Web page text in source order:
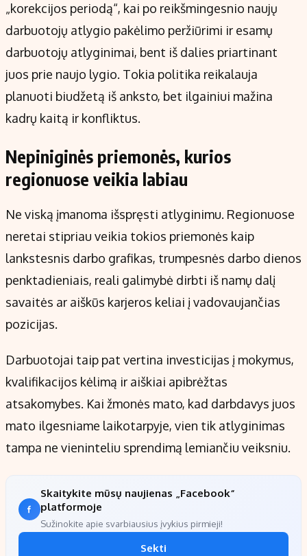
„korekcijos periodą“, kai po reikšmingesnio naujų
darbuotojų atlygio pakėlimo peržiūrimi ir esamų
darbuotojų atlyginimai, bent iš dalies priartinant
juos prie naujo lygio. Tokia politika reikalauja
planuoti biudžetą iš anksto, bet ilgainiui mažina
kadrų kaitą ir konfliktus.
Nepiniginės priemonės, kurios
regionuose veikia labiau
Ne viską įmanoma išspręsti atlyginimu. Regionuose
neretai stipriau veikia tokios priemonės kaip
lankstesnis darbo grafikas, trumpesnės darbo dienos
penktadieniais, reali galimybė dirbti iš namų dalį
savaitės ar aiškūs karjeros keliai į vadovaujančias
pozicijas.
Darbuotojai taip pat vertina investicijas į mokymus,
kvalifikacijos kėlimą ir aiškiai apibrėžtas
atsakomybes. Kai žmonės mato, kad darbdavys juos
mato ilgesniame laikotarpyje, vien tik atlyginimas
tampa ne vieninteliu sprendimą lemiančiu veiksniu.
Skaitykite mūsų naujienas „Facebook“
platformoje
Sužinokite apie svarbiausius įvykius pirmieji!
Sekti